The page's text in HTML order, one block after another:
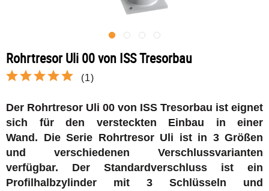
Rohrtresor Uli 00 von ISS Tresorbau
(1)
Der Rohrtresor Uli 00 von ISS Tresorbau ist eignet
sich für den versteckten Einbau in einer
Wand. Die Serie Rohrtresor Uli ist in 3 Größen
und verschiedenen Verschlussvarianten
verfügbar. Der Standardverschluss ist ein
Profilhalbzylinder mit 3 Schlüsseln und